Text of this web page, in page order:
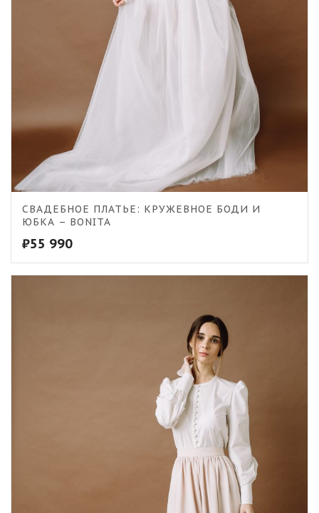
СВАДЕБНОЕ ПЛАТЬЕ: КРУЖЕВНОЕ БОДИ И
ЮБКА – BONITA
₽55 990